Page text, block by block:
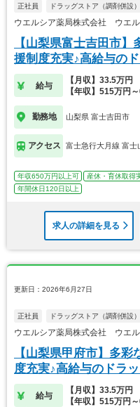
正社員 ドラッグストア（調剤併設）
ウエルシア薬局株式会社 ウエ
【山梨県富士吉田市
援制度充実♪高給与の
給与
【月収】33.5万円
【年収】515万円
勤務地 山梨県 富士吉田市
アクセス 富士急行大月線 富士
年収650万円以上可 産休・育休取得
年間休日120日以上
求人の詳細を見る
更新日：2026年6月27日
正社員 ドラッグストア（調剤併設）
ウエルシア薬局株式会社 ウエ
【山梨県甲府市】多
度充実♪高給与のドラ
給与
【月収】33.5万円
【年収】515万円